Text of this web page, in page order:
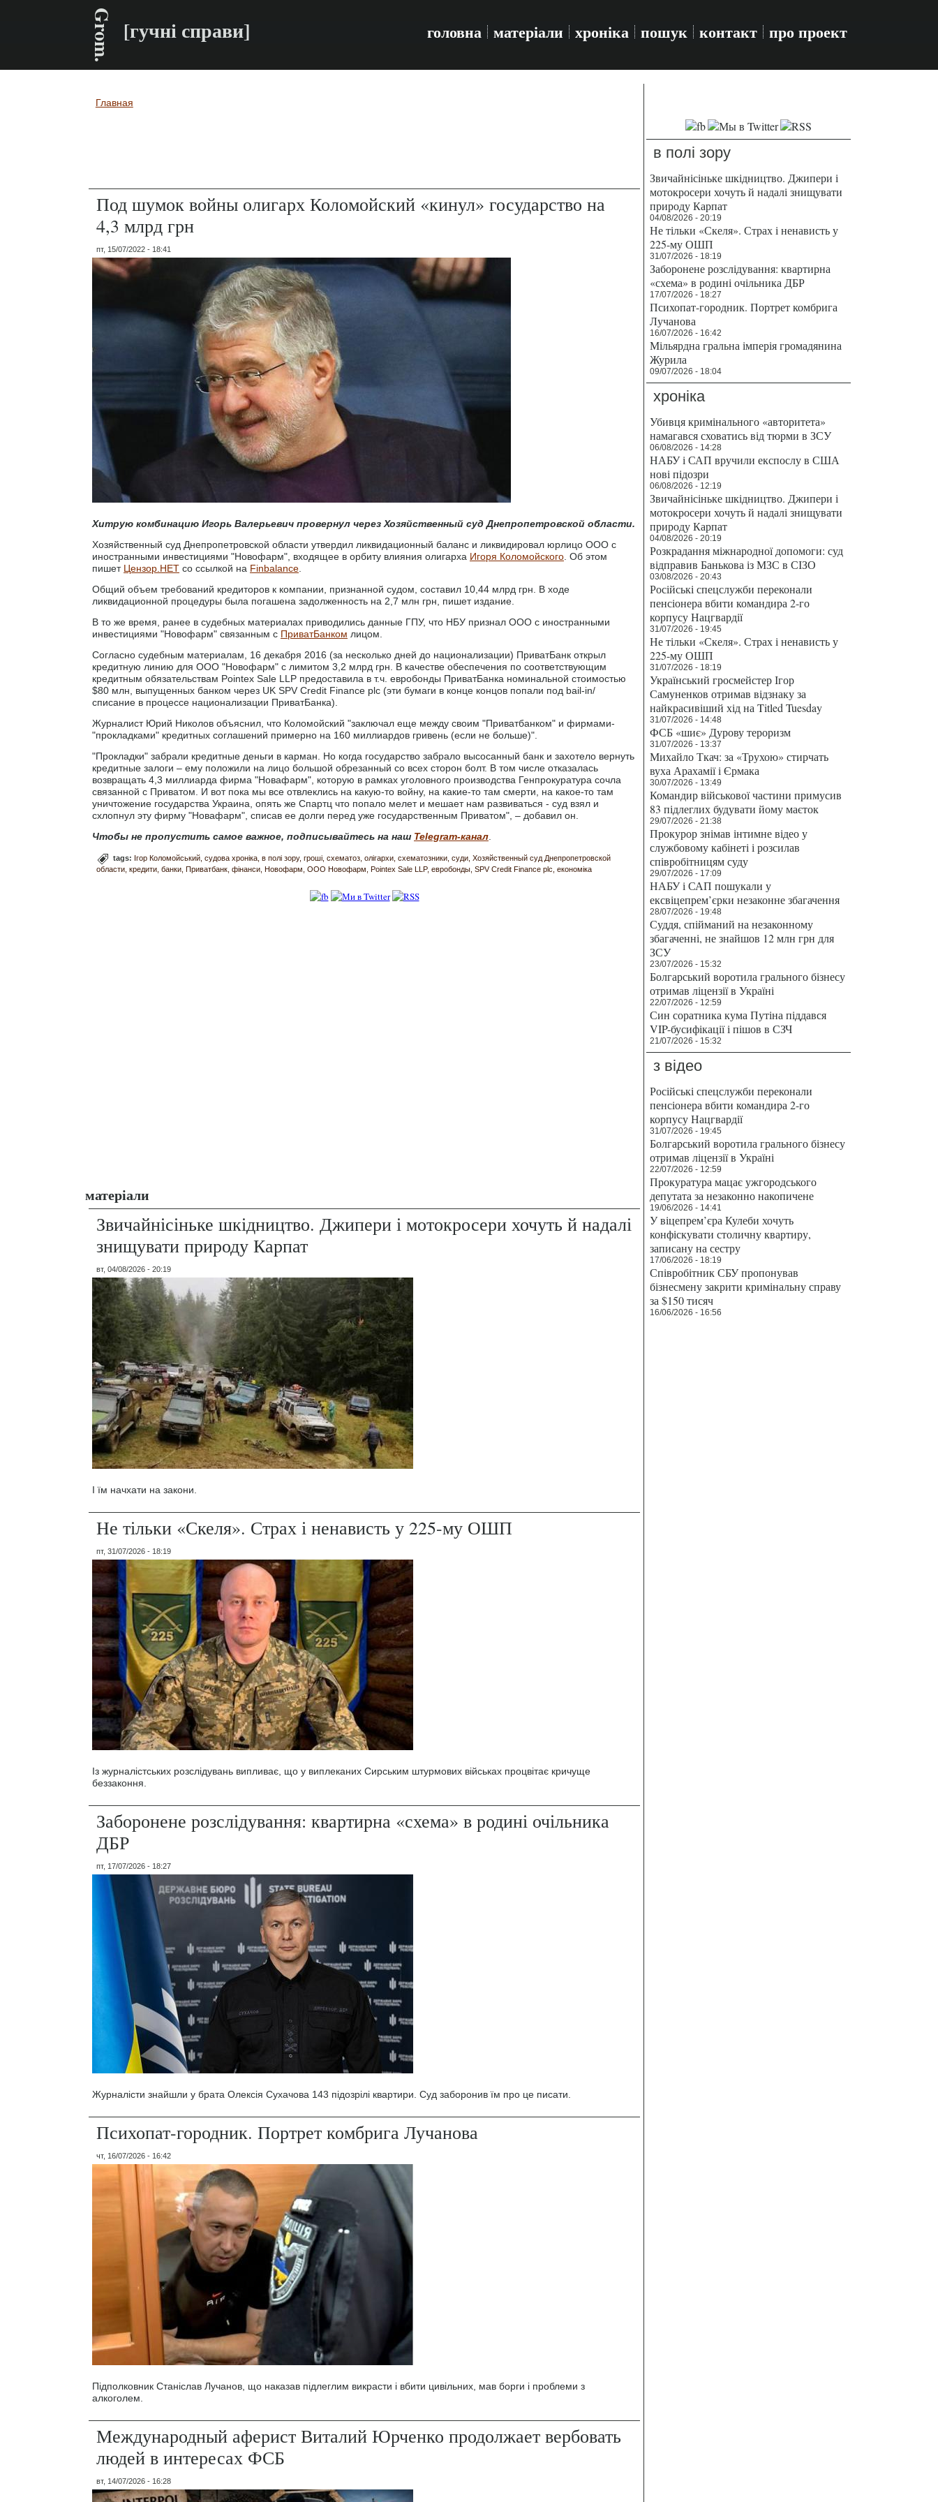
Grom. [гучні справи] головна матеріали хроніка пошук контакт про проект
Вы здесь
Главная
Под шумок войны олигарх Коломойский «кинул» государство на
4,3 млрд грн
пт, 15/07/2022 - 18:41
Хитрую комбинацию Игорь Валерьевич провернул через Хозяйственный суд Днепропетровской области.
Хозяйственный суд Днепропетровской области утвердил ликвидационный баланс и ликвидировал юрлицо ООО с
иностранными инвестициями "Новофарм", входящее в орбиту влияния олигарха Игоря Коломойского . Об этом
пишет Цензор.НЕТ со ссылкой на Finbalance
Общий объем требований кредиторов к компании, признанной судом, составил 10,44 млрд грн. В ходе
ликвидационной процедуры была погашена задолженность на 2,7 млн ​​грн, пишет издание.
В то же время, ранее в судебных материалах приводились данные ГПУ, что НБУ признал ООО с иностранными
инвестициями "Новофарм" связанным с ПриватБанком лицом.
Согласно судебным материалам, 16 декабря 2016 (за несколько дней до национализации) ПриватБанк открыл
кредитную линию для ООО "Новофарм" с лимитом 3,2 млрд грн. В качестве обеспечения по соответствующим
кредитным обязательствам Pointex Sale LLP предоставила в т.ч. евробонды ПриватБанка номинальной стоимостью
$80 млн, выпущенных банком через UK SPV Credit Finance plc (эти бумаги в конце концов попали под bail-in/
списание в процессе национализации ПриватБанка).
Журналист Юрий Николов объяснил, что Коломойский "заключал еще между своим "Приватбанком" и фирмами-
"прокладками" кредитных соглашений примерно на 160 миллиардов гривень (если не больше)".
"Прокладки" забрали кредитные деньги в карман. Но когда государство забрало высосанный банк и захотело вернуть
кредитные залоги – ему положили на лицо большой обрезанный со всех сторон болт. В том числе отказалась
возвращать 4,3 миллиарда фирма "Новафарм", которую в рамках уголовного производства Генпрокуратура сочла
связанной с Приватом. И вот пока мы все отвлеклись на какую-то войну, на какие-то там смерти, на какое-то там
уничтожение государства Украина, опять же Спартц что попало мелет и мешает нам развиваться - суд взял и
схлопнул эту фирму "Новафарм", списав ее долги перед уже государственным Приватом", – добавил он.
Чтобы не пропустить самое важное, подписывайтесь на наш Telegram-канал
tags: Ігор Коломойський судова хроніка в полі зору гроші схематоз олігархи схематозники суди Хозяйственный суд Днепропетровской
области кредити банки Приватбанк фінанси Новофарм ООО Новофарм Pointex Sale LLP евробонды SPV Credit Finance plc економіка
матеріали
Звичайнісіньке шкідництво. Джипери і мотокросери хочуть й надалі
знищувати природу Карпат
вт, 04/08/2026 - 20:19
І їм начхати на закони.
Не тільки «Скеля». Страх і ненависть у 225-му ОШП
пт, 31/07/2026 - 18:19
Із журналістських розслідувань випливає, що у виплеканих Сирським штурмових військах процвітає кричуще
беззаконня.
Заборонене розслідування: квартирна «схема» в родині очільника
ДБР
пт, 17/07/2026 - 18:27
Журналісти знайшли у брата Олексія Сухачова 143 підозрілі квартири. Суд заборонив їм про це писати.
Психопат-городник. Портрет комбрига Лучанова
чт, 16/07/2026 - 16:42
Підполковник Станіслав Лучанов, що наказав підлеглим викрасти і вбити цивільних, мав борги і проблеми з
алкоголем.
Международный аферист Виталий Юрченко продолжает вербовать
людей в интересах ФСБ
вт, 14/07/2026 - 16:28
в полі зору
Звичайнісіньке шкідництво. Джипери і
мотокросери хочуть й надалі знищувати
природу Карпат
04/08/2026 - 20:19
Не тільки «Скеля». Страх і ненависть у
225-му ОШП
31/07/2026 - 18:19
Заборонене розслідування: квартирна
«схема» в родині очільника ДБР
17/07/2026 - 18:27
Психопат-городник. Портрет комбрига
Лучанова
16/07/2026 - 16:42
Мільярдна гральна імперія громадянина
Журила
09/07/2026 - 18:04
хроніка
Убивця кримінального «авторитета»
намагався сховатись від тюрми в ЗСУ
06/08/2026 - 14:28
НАБУ і САП вручили експослу в США
нові підозри
06/08/2026 - 12:19
Звичайнісіньке шкідництво. Джипери і
мотокросери хочуть й надалі знищувати
природу Карпат
04/08/2026 - 20:19
Розкрадання міжнародної допомоги: суд
відправив Банькова із МЗС в СІЗО
03/08/2026 - 20:43
Російські спецслужби переконали
пенсіонера вбити командира 2-го
корпусу Нацгвардії
31/07/2026 - 19:45
Не тільки «Скеля». Страх і ненависть у
225-му ОШП
31/07/2026 - 18:19
Український гросмейстер Ігор
Самуненков отримав відзнаку за
найкрасивіший хід на Titled Tuesday
31/07/2026 - 14:48
ФСБ «шиє» Дурову тероризм
31/07/2026 - 13:37
Михайло Ткач: за «Трухою» стирчать
вуха Арахамії і Єрмака
30/07/2026 - 13:49
Командир військової частини примусив
83 підлеглих будувати йому маєток
29/07/2026 - 21:38
Прокурор знімав інтимне відео у
службовому кабінеті і розсилав
співробітницям суду
29/07/2026 - 17:09
НАБУ і САП пошукали у
ексвіцепрем’єрки незаконне збагачення
28/07/2026 - 19:48
Суддя, спійманий на незаконному
збагаченні, не знайшов 12 млн грн для
ЗСУ
23/07/2026 - 15:32
Болгарський воротила грального бізнесу
отримав ліцензії в Україні
22/07/2026 - 12:59
Син соратника кума Путіна піддався
VIP-бусифікації і пішов в СЗЧ
21/07/2026 - 15:32
з відео
Російські спецслужби переконали
пенсіонера вбити командира 2-го
корпусу Нацгвардії
31/07/2026 - 19:45
Болгарський воротила грального бізнесу
отримав ліцензії в Україні
22/07/2026 - 12:59
Прокуратура мацає ужгородського
депутата за незаконно накопичене
19/06/2026 - 14:41
У віцепрем’єра Кулеби хочуть
конфіскувати столичну квартиру,
записану на сестру
17/06/2026 - 18:19
Співробітник СБУ пропонував
бізнесмену закрити кримінальну справу
за $150 тисяч
16/06/2026 - 16:56